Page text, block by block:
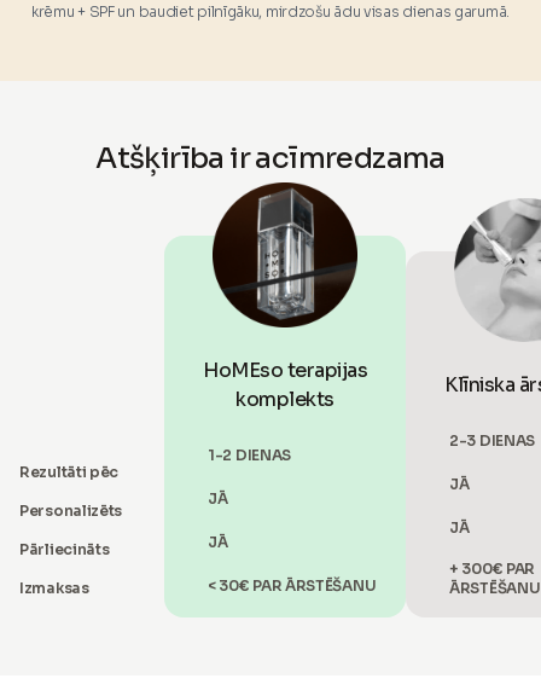
krēmu + SPF un baudiet pilnīgāku, mirdzošu ādu visas dienas garumā.
Atšķirība ir acīmredzama
Rezultāti pēc
Personalizēts
Pārliecināts
Izmaksas
HoMEso terapijas
komplekts
1-2 DIENAS
JĀ
JĀ
< 30€ PAR ĀRSTĒŠANU
Klīniska
2-3 DIENAS
JĀ
JĀ
+ 300€ PAR
ĀRSTĒŠANU